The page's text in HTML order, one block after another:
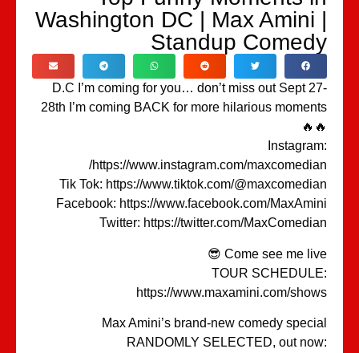
Washington DC | Max Amini
Standup
D.C I’m coming for you… don’t miss out Sept
28th I’m coming BACK for more hilarious
https://www.instagram.com/
Tik Tok: https://www.tiktok.com/
Facebook: https://www.facebook.com/
Twitter: https://twitter.com/
Come see me live
TOUR
https://www.maxamini.com/
Max Amini’s brand-new comedy
RANDOMLY SELECTED, out